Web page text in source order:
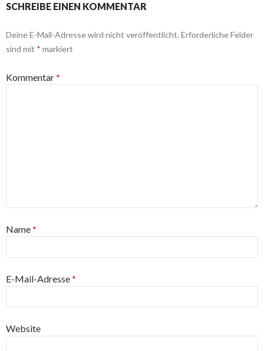
SCHREIBE EINEN KOMMENTAR
Deine E-Mail-Adresse wird nicht veröffentlicht. Erforderliche Felder
sind mit * markiert
Kommentar*
Name*
E-Mail-Adresse*
Website